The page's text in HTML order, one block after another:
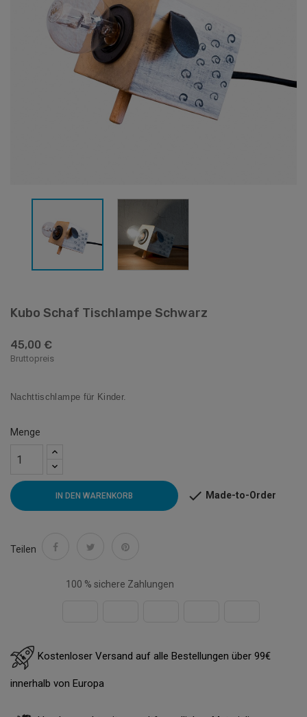
Kubo Schaf Tischlampe Schwarz
45,00 €
Bruttopreis
Nachttischlampe für Kinder.
Menge
IN DEN WARENKORB  Made-to-Order
Teilen
100 % sichere Zahlungen
Kostenloser Versand auf alle Bestellungen über 99€
innerhalb von Europa